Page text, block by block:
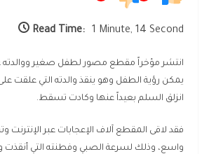
Read Time: 1 Minute, 14 Second
انتشر مؤخراً مقطع مصور لطفل صغير ووالدته
يمكن رؤية الطفل وهو ينقذ والدته التي علقت
انزلق السلم بعيداً عنها وكادت تسقط.
فقد لاقى المقطع آلاف الإعجابات عبر
واسع، وذلك لسرعة الصبي وفطنته التي أنقذت